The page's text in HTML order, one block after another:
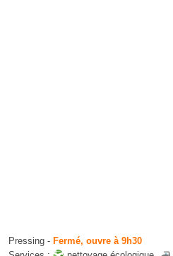
Pressing - Fermé, ouvre à 9h30